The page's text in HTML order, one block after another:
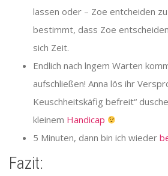
lassen oder – Zoe entcheiden
bestimmt, dass Zoe
sich Zeit.
Endlich nach lngem Warten
aufschließen! Anna lös ihr
Keuschheitskäfig befreit“
kleinem Handicap
5 Minuten, dann bin ich wieder
Fazit: